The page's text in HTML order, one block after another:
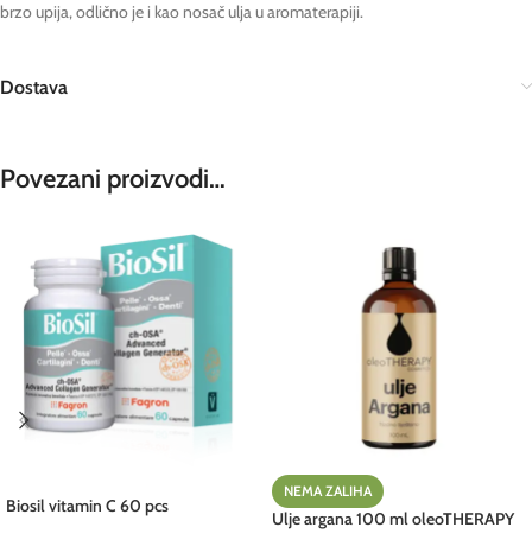
brzo upija, odlično je i kao nosač ulja u aromaterapiji.
Dostava
Povezani proizvodi…
Biosil vitamin C 60 pcs
NEMA ZALIHA
Ulje argana 100 ml oleoTHERAPY